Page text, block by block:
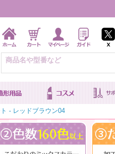
ャラ別おすすめ商品を見る
- レッドブラウン04